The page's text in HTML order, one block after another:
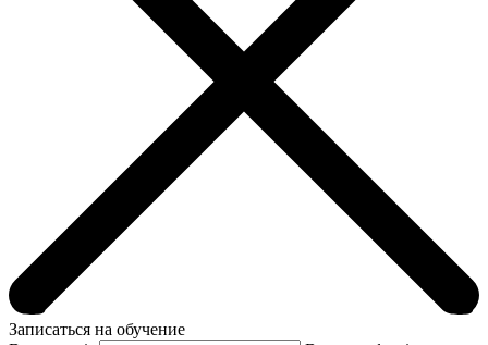
Записаться на обучение